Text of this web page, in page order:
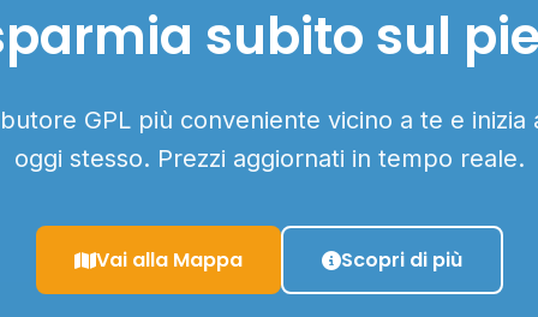
subito sul
GPL più conveniente vicino a te e inizia
oggi stesso. Prezzi aggiornati in tempo reale.
Vai alla Mappa Scopri di più